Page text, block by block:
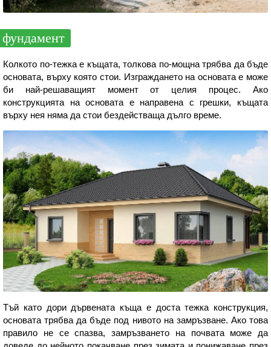
фундамент
Колкото по-тежка е къщата, толкова по-мощна трябва да бъде
основата, върху която стои. Изграждането на основата е може
би най-решаващият момент от целия процес. Ако
конструкцията на основата е направена с грешки, къщата
върху нея няма да стои бездействаща дълго време.
Тъй като дори дървената къща е доста тежка конструкция,
основата трябва да бъде под нивото на замръзване. Ако това
правило не се спазва, замръзването на почвата може да